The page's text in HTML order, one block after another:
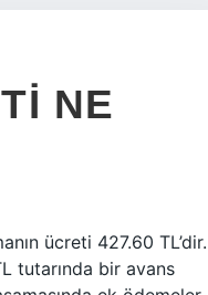
NE
ücreti 427.60 TL’dir.
tutarında bir avans